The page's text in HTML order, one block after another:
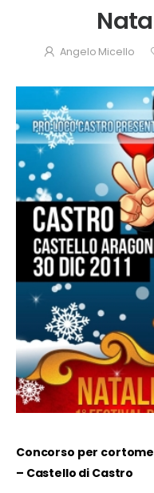
Angelo Micello
Concorso per
– Castello di Castro